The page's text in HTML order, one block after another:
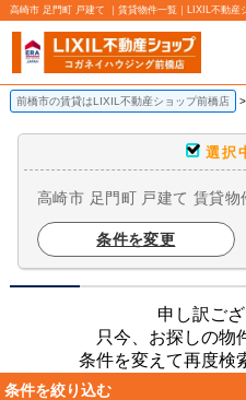
高崎市 足門町 戸建て ｜賃貸物件一覧｜LIXIL不動産
前橋市の賃貸はLIXIL不動産ショップ前橋店
選択
高崎市 足門町 戸建て 賃貸物
条件を変更
申し訳ござ
只今、お探しの物
条件を変えて再度検
条件を絞り込む